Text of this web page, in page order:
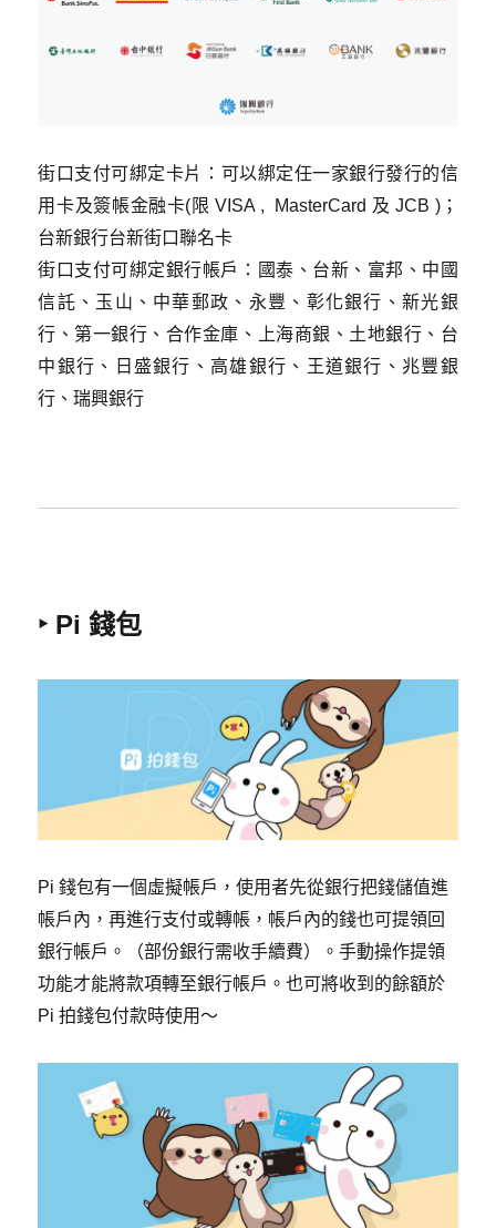
街口支付可綁定卡片： 可以綁定任一家銀行發行的信
用卡及簽帳金融卡(限 VISA , MasterCard 及 JCB )；
台新銀行台新街口聯名卡
街口支付可綁定銀行帳戶：國泰、台新、富邦、中國
信託、玉山、中華郵政、永豐、彰化銀行、新光銀
行、第一銀行、合作金庫、上海商銀、土地銀行、台
中銀行、日盛銀行、高雄銀行、王道銀行、兆豐銀
行、瑞興銀行
‣ Pi 錢包
Pi 錢包有一個虛擬帳戶，使用者先從銀行把錢儲值進
帳戶內，再進行支付或轉帳，帳戶內的錢也可提領回
銀行帳戶。（部份銀行需收手續費）。手動操作提領
功能才能將款項轉至銀行帳戶。也可將收到的餘額於
Pi 拍錢包付款時使用～